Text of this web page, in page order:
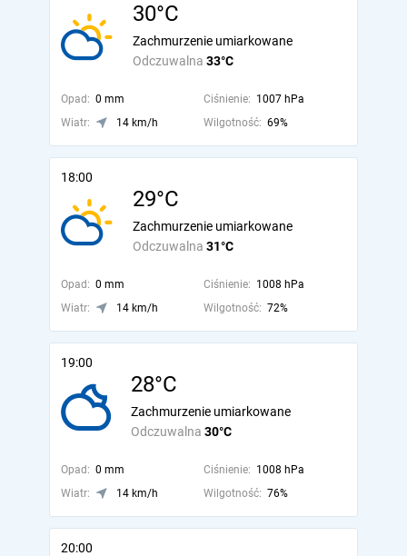
30°C
Odczuwalna 33°C
Zachmurzenie umiarkowane
Opad: 0 mm Ciśnienie: 1007 hPa
Wiatr:
14 km/h Wilgotność: 69%
18:00
29°C
Odczuwalna 31°C
Zachmurzenie umiarkowane
Opad: 0 mm Ciśnienie: 1008 hPa
Wiatr:
14 km/h Wilgotność: 72%
19:00
28°C
Odczuwalna 30°C
Zachmurzenie umiarkowane
Opad: 0 mm Ciśnienie: 1008 hPa
Wiatr:
14 km/h Wilgotność: 76%
20:00